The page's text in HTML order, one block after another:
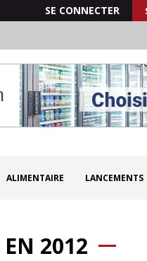
SE CONNECTER
ALIMENTAIRE LANCEMENTS
EN 2012